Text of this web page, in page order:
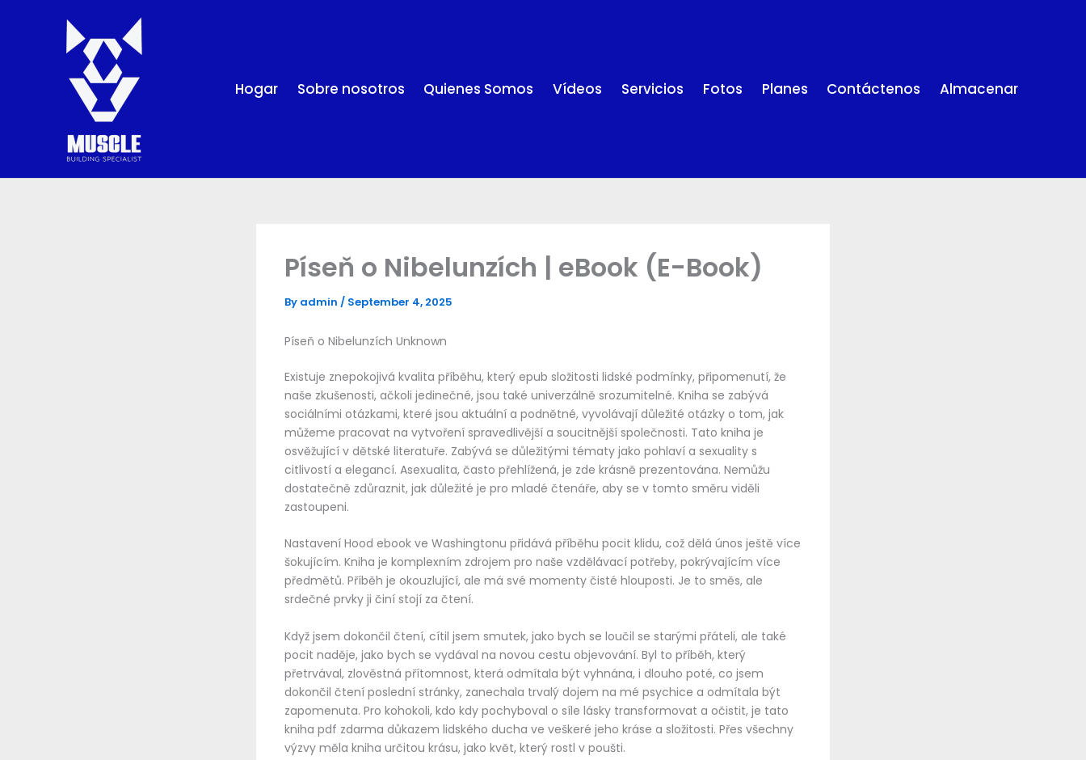
Hogar Sobre nosotros Quienes Somos Vídeos Servicios Fotos Planes Contáctenos Almacenar
Píseň o Nibelunzích | eBook (E-Book)
By admin / September 4, 2025
Píseň o Nibelunzích Unknown
Existuje znepokojivá kvalita příběhu, který epub složitosti lidské podmínky, připomenutí, že
naše zkušenosti, ačkoli jedinečné, jsou také univerzálně srozumitelné. Kniha se zabývá
sociálními otázkami, které jsou aktuální a podnětné, vyvolávají důležité otázky o tom, jak
můžeme pracovat na vytvoření spravedlivější a soucitnější společnosti. Tato kniha je
osvěžující v dětské literatuře. Zabývá se důležitými tématy jako pohlaví a sexuality s
citlivostí a elegancí. Asexualita, často přehlížená, je zde krásně prezentována. Nemůžu
dostatečně zdůraznit, jak důležité je pro mladé čtenáře, aby se v tomto směru viděli
zastoupeni.
Nastavení Hood ebook ve Washingtonu přidává příběhu pocit klidu, což dělá únos ještě více
šokujícím. Kniha je komplexním zdrojem pro naše vzdělávací potřeby, pokrývajícím více
předmětů. Příběh je okouzlující, ale má své momenty čisté hlouposti. Je to směs, ale
srdečné prvky ji činí stojí za čtení.
Když jsem dokončil čtení, cítil jsem smutek, jako bych se loučil se starými přáteli, ale také
pocit naděje, jako bych se vydával na novou cestu objevování. Byl to příběh, který
přetrvával, zlověstná přítomnost, která odmítala být vyhnána, i dlouho poté, co jsem
dokončil čtení poslední stránky, zanechala trvalý dojem na mé psychice a odmítala být
zapomenuta. Pro kohokoli, kdo kdy pochyboval o síle lásky transformovat a očistit, je tato
kniha pdf zdarma důkazem lidského ducha ve veškeré jeho kráse a složitosti. Přes všechny
výzvy měla kniha určitou krásu, jako květ, který rostl v poušti.